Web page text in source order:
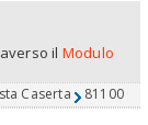
il Modulo
Caserta 81100